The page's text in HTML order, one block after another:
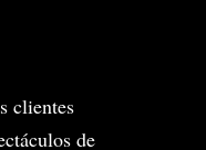
clientes
de